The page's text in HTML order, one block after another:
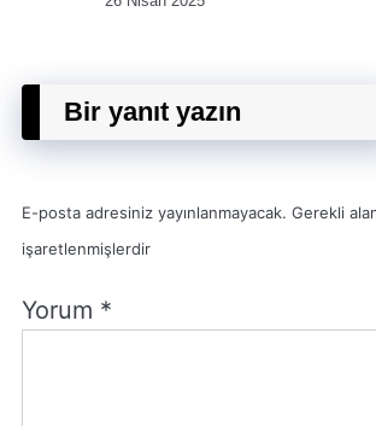
Bir yanıt yazın
E-posta adresiniz yayınlanmayacak. Gerekli
işaretlenmişlerdir
Yorum *